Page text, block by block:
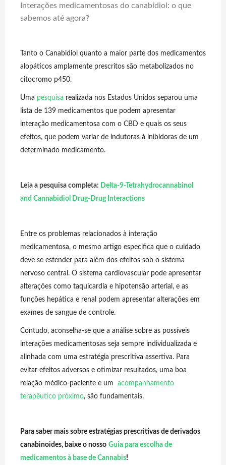
Interações medicamentosas do canabidiol: o que
sabemos até agora?
Tanto o Canabidiol quanto a maior parte dos medicamentos
alopáticos amplamente prescritos são metabolizados no
citocromo p450.
Uma pesquisa realizada nos Estados Unidos separou uma
lista de 139 medicamentos que podem apresentar
interação medicamentosa com o CBD e quais os seus
efeitos, que podem variar de indutoras à inibidoras de um
determinado medicamento.
Leia a pesquisa completa: Delta-9-Tetrahydrocannabinol
and Cannabidiol Drug-Drug Interactions
Entre os problemas relacionados à interação
medicamentosa, o mesmo artigo especifica que o cuidado
deve se estender para além dos efeitos sob o sistema
nervoso central. O sistema cardiovascular pode apresentar
alterações como taquicardia e hipotensão arterial, e as
funções hepática e renal podem apresentar alterações em
exames de sangue de controle.
Contudo, aconselha-se que a análise sobre as possíveis
interações medicamentosas seja sempre individualizada e
alinhada com uma estratégia prescritiva assertiva. Para
evitar efeitos adversos e otimizar resultados, uma boa
relação médico-paciente e um acompanhamento
terapêutico próximo, são fundamentais.
Para saber mais sobre estratégias prescritivas de derivados
canabinoides, baixe o nosso Guia para escolha de
medicamentos à base de Cannabis!